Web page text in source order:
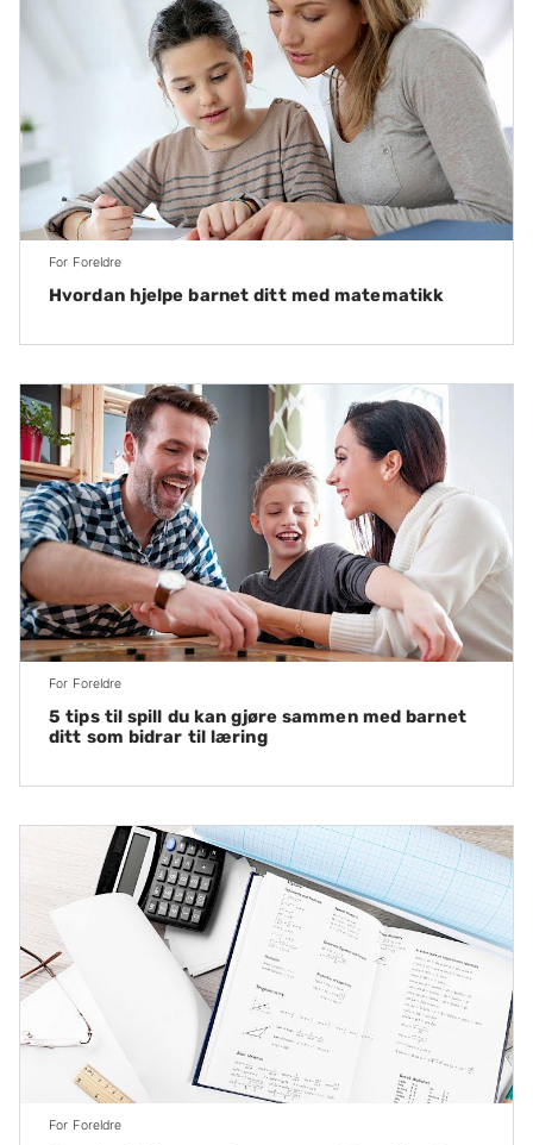
For Foreldre
Hvordan hjelpe barnet ditt med matematikk
For Foreldre
5 tips til spill du kan gjøre sammen med barnet
ditt som bidrar til læring
For Foreldre